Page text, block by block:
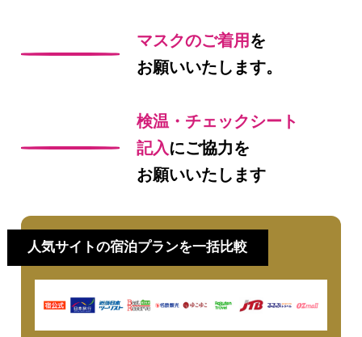
マスクのご着用 を
お願いいたします。
検温・チェックシート
記入 にご協力を
お願いいたします
人気サイトの宿泊プランを一括比較